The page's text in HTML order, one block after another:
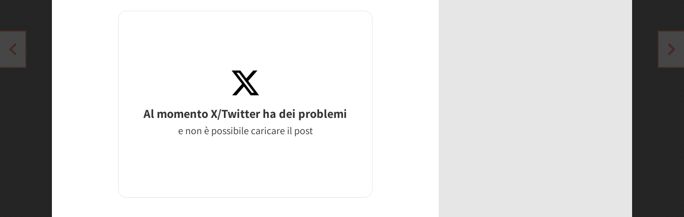
Al momento X/Twitter ha dei problemi
e non è possibile caricare il post